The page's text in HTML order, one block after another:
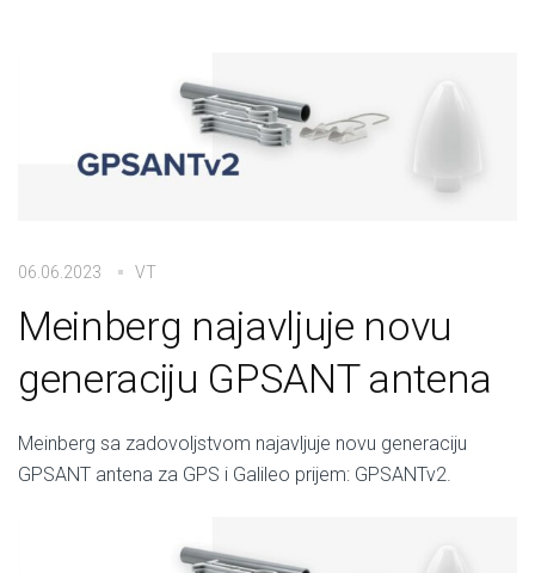
06.06.2023 VT
Meinberg najavljuje novu
generaciju GPSANT antena
Meinberg sa zadovoljstvom najavljuje novu generaciju
GPSANT antena za GPS i Galileo prijem: GPSANTv2.